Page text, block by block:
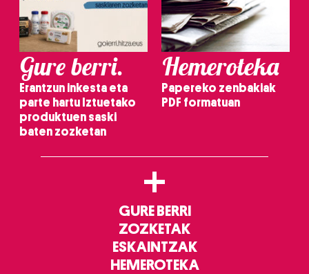
Gure berri.
Erantzun inkesta eta
parte hartu Iztuetako
produktuen saski
baten zozketan
Hemeroteka
Papereko zenbakiak
PDF formatuan
+
GURE BERRI
ZOZKETAK
ESKAINTZAK
HEMEROTEKA